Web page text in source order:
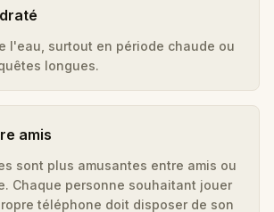
l'eau, surtout en période chaude ou
longues.
amis
sont plus amusantes entre amis ou
Chaque personne souhaitant jouer
téléphone doit disposer de son